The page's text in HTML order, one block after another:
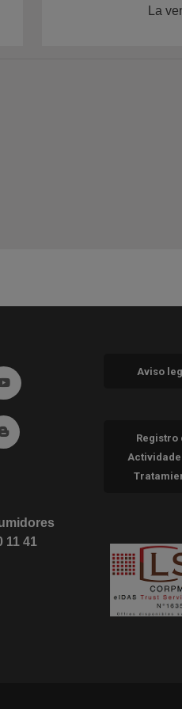
La
en ventana nueva)
(abre en ventana nueva)
Ir a YouTube (abre en ventana
en ventana nueva)
(abre en ventana nueva)
Ir al Blog (abre en ventana nueva)
en ventana nueva)
11 41
Aviso
Registro